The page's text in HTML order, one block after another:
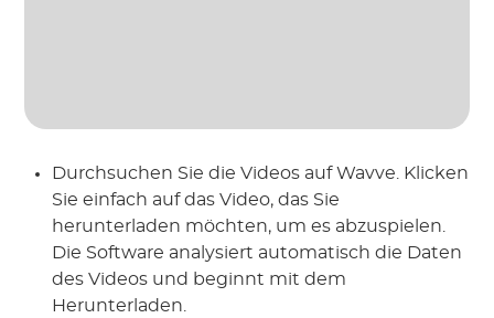
Durchsuchen Sie die Videos auf Wavve. Klicken
Sie einfach auf das Video, das Sie
herunterladen möchten, um es abzuspielen.
Die Software analysiert automatisch die Daten
des Videos und beginnt mit dem
Herunterladen.